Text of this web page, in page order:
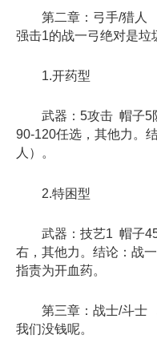
第二章：弓手/猎人
强击1的战一弓绝对是垃
1.开药型
武器：5攻击 帽子5
90-120任选，其他力。
人）。
2.特困型
武器：技艺1 帽子45
右，其他力。结论：战
指责为开血药。
第三章：战士/斗士
我们没钱呢。